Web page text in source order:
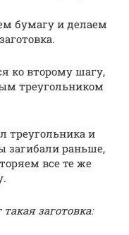
бумагу и делаем
ко второму шагу,
треугольником
треугольника и
загибали раньше,
все те же
заготовка: